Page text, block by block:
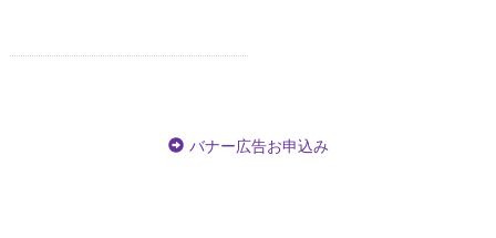
バナー広告お申込み